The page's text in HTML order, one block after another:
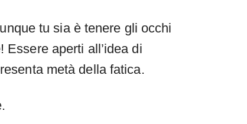
tu sia è tenere gli occhi
aperti all’idea di
metà della fatica.